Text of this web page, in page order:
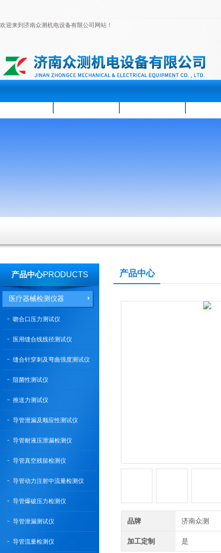
欢迎来到济南众测机电设备有限公司网站！
产品中心PRODUCTS
医疗器械检测仪器
吻合口压力测试仪
医用缝合线线径测试仪
缝合针穿刺及弯曲强度测试仪
阻菌性测试仪
推送力测试仪
导管泄漏及顺应性测试仪
导管耐液压泄漏检测仪
导管真空残留检测仪
导管动力注射中流量检测仪
导管爆破压力检测仪
导管泄漏测试仪
导管流量检测仪
产品中心
品牌 济南众测
加工定制 是